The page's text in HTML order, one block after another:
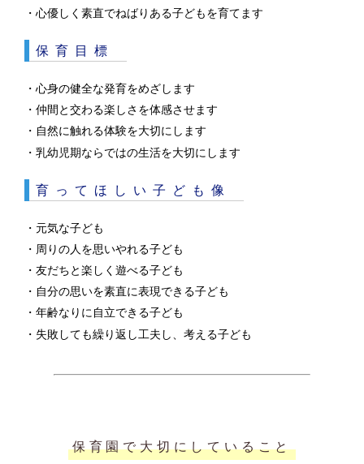
・心優しく素直でねばりある子どもを育てます
保育目標
・心身の健全な発育をめざします
・仲間と交わる楽しさを体感させます
・自然に触れる体験を大切にします
・乳幼児期ならではの生活を大切にします
育ってほしい子ども像
・元気な子ども
・周りの人を思いやれる子ども
・友だちと楽しく遊べる子ども
・自分の思いを素直に表現できる子ども
・年齢なりに自立できる子ども
・失敗しても繰り返し工夫し、考える子ども
保育園で大切にしていること